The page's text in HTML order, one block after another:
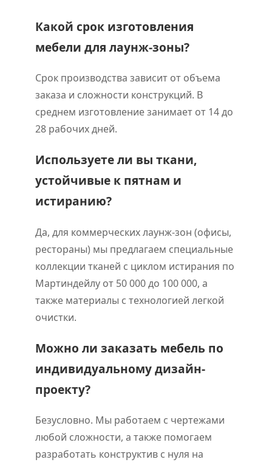
Какой срок изготовления
мебели для лаунж-зоны?
Срок производства зависит от объема
заказа и сложности конструкций. В
среднем изготовление занимает от 14 до
28 рабочих дней.
Используете ли вы ткани,
устойчивые к пятнам и
истиранию?
Да, для коммерческих лаунж-зон (офисы,
рестораны) мы предлагаем специальные
коллекции тканей с циклом истирания по
Мартиндейлу от 50 000 до 100 000, а
также материалы с технологией легкой
очистки.
Можно ли заказать мебель по
индивидуальному дизайн-
проекту?
Безусловно. Мы работаем с чертежами
любой сложности, а также помогаем
разработать конструктив с нуля на